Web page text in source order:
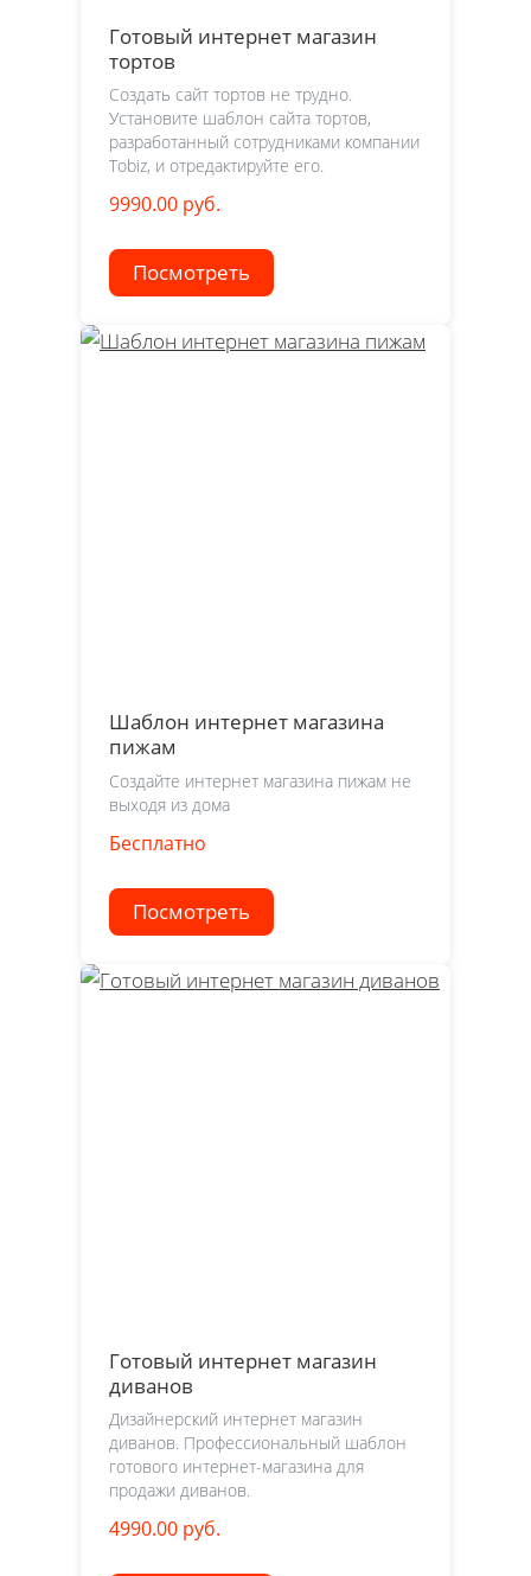
Готовый интернет магазин
тортов
Создать сайт тортов не трудно.
Установите шаблон сайта тортов,
разработанный сотрудниками компании
Tobiz, и отредактируйте его.
9990.00 руб.
Посмотреть
Шаблон интернет магазина
пижам
Создайте интернет магазина пижам не
выходя из дома
Бесплатно
Посмотреть
Готовый интернет магазин
диванов
Дизайнерский интернет магазин
диванов. Профессиональный шаблон
готового интернет-магазина для
продажи диванов.
4990.00 руб.